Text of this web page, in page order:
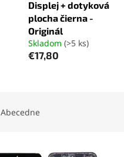
Displej + dotyková
plocha čierna -
Originál
Skladom (>5 ks)
€17,80
Abecedne